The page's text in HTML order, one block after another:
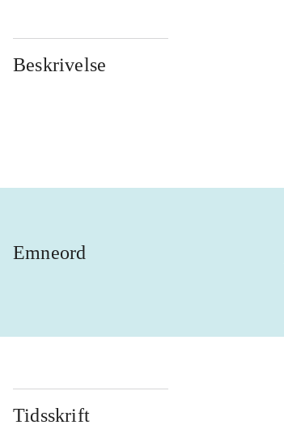
Beskrivelse
Emneord
Tidsskrift